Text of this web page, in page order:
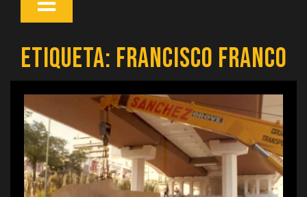
Etiqueta: francisco franco